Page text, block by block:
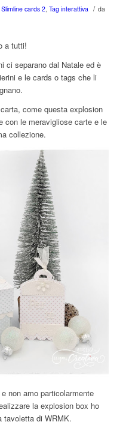
Slimline cards 2, Tag interattiva / da
a tutti!
ci separano dal Natale ed è
e le cards o tags che li
come questa explosion
con le meravigliose carte e le
collezione.
non amo particolarmente
la explosion box ho
tavoletta di WRMK.